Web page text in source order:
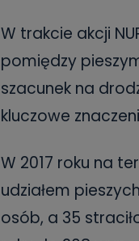
W trakcie akcji
pomiędzy
szacunek na
kluczowe
W 2017 roku na
udziałem
osób, a 35